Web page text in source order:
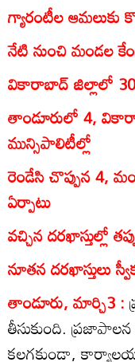
గ్యారంటీల ఆమలుకు
నేటి నుంచి మండల
వికారాబాద్‌ జిల్లాలో 30
తాండూరులో 4,
మున్సిపాలిటీల్లో
రెండేసి చొప్పున 4,
ఏర్పాటు
వచ్చిన దరఖాస్తుల్లో
నూతన దరఖాస్తులు
తాండూరు, మార్చి3 :
తీసుకుంది. ప్రజాపాలన
కలగకుండా,